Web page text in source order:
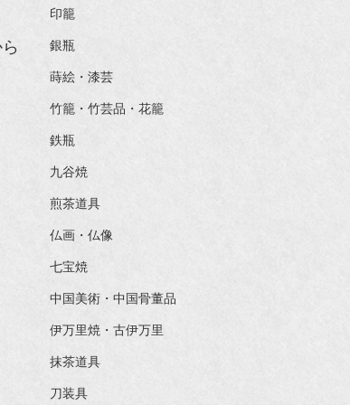
印籠
銀瓶
蒔絵・漆芸
竹籠・竹芸品・花籠
鉄瓶
九谷焼
煎茶道具
仏画・仏像
七宝焼
中国美術・中国骨董品
伊万里焼・古伊万里
抹茶道具
刀装具